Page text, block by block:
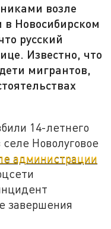
возле
Новосибирском
русский
Известно, что
мигрантов,
14-летнего
Новолуговое
администрации
завершения